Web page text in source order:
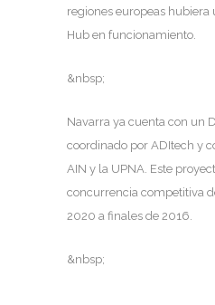
regiones europeas
Hub en funcionamiento.
&nbsp;
Navarra ya cuenta con un
coordinado por ADItech y
AIN y la UPNA. Este
concurrencia competitiva
2020 a finales de 2016.
&nbsp;